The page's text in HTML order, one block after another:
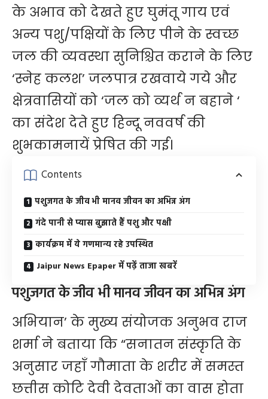
के अभाव को देखते हुए घुमंतू गाय एवं
अन्य पशु/पक्षियों के लिए पीने के स्वच्छ
जल की व्यवस्था सुनिश्चित कराने के लिए
‘स्नेह कलश’ जलपात्र रखवाये गये और
क्षेत्रवासियों को ‘जल को व्यर्थ न बहाने ‘
का संदेश देते हुए हिन्दू नववर्ष की
शुभकामनायें प्रेषित की गई।
Contents
पशुजगत के जीव भी मानव जीवन का अभिन्न अंग
गंदे पानी से प्यास बुझाते हैं पशु और पक्षी
कार्यक्रम में ये गणमान्य रहे उपस्थित
Jaipur News Epaper में पढ़ें ताजा खबरें
पशुजगत के जीव भी मानव जीवन का अभिन्न अंग
अभियान’ के मुख्य संयोजक अनुभव राज
शर्मा ने बताया कि “सनातन संस्कृति के
अनुसार जहाँ गौमाता के शरीर में समस्त
छत्तीस कोटि देवी देवताओं का वास होता